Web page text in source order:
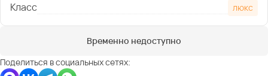
Класс
люкс
Временно недоступно
Поделиться в социальных сетях: